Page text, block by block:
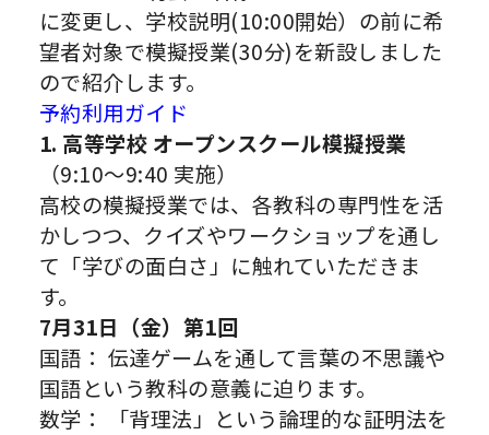
に変更し、学校説明(10:00開始）の前に希
望者対象で模擬授業(30分)を新設しました
ので紹介します。
予約利用ガイド
1. 高等学校 オープンスクール模擬授業
（9:10〜9:40 実施）
高校の模擬授業では、各教科の専門性を活
かしつつ、クイズやワークショップを通し
て「学びの面白さ」に触れていただきま
す。
7月31日（金）第1回
国語： 伝達ゲームを通して言葉の不思議や
国語という教科の意義に迫ります。
数学： 「背理法」という論理的な証明法を